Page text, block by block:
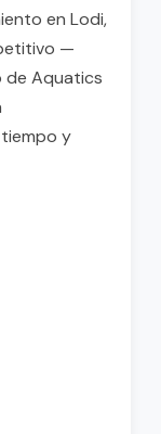
en Lodi,
—
de Aquatics
y